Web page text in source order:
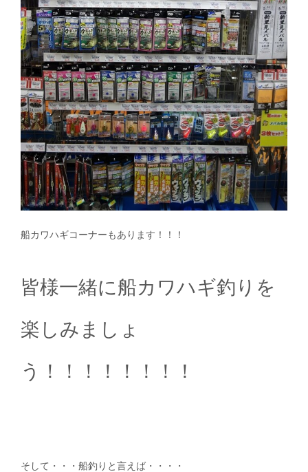
船カワハギコーナーもあります！！！
皆様一緒に船カワハギ釣りを
楽しみましょ
う！！！！！！！！
そして・・・船釣りと言えば・・・・